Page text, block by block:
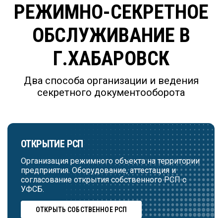
РЕЖИМНО-СЕКРЕТНОЕ
ОБСЛУЖИВАНИЕ В
Г.ХАБАРОВСК
Два способа организации и ведения
секретного документооборота
ОТКРЫТИЕ РСП
Организация режимного объекта на территории
предприятия. Оборудование, аттестация и
согласование открытия собственного РСП с
УФСБ.
ОТКРЫТЬ СОБСТВЕННОЕ РСП